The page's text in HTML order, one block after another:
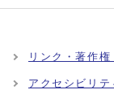
リンク・著作
アクセシビリ